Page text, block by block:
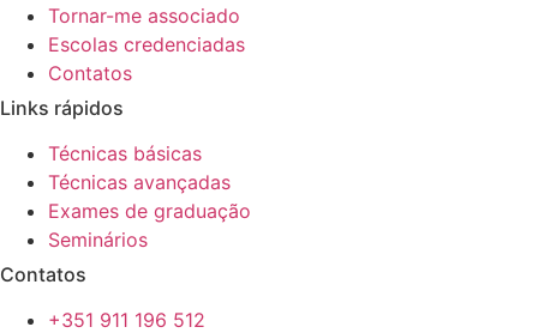
Tornar-me associado
Escolas credenciadas
Contatos
Links rápidos
Técnicas básicas
Técnicas avançadas
Exames de graduação
Seminários
Contatos
+351 911 196 512